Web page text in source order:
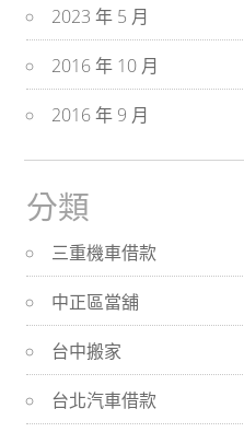
2023 年 5 月
2016 年 10 月
2016 年 9 月
分類
三重機車借款
中正區當舖
台中搬家
台北汽車借款